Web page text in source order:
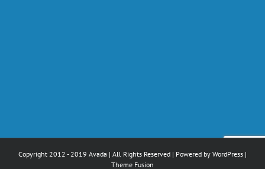
Copyright 2012 - 2019 Avada | All Rights Reserved | Powered by WordPress |
Theme Fusion